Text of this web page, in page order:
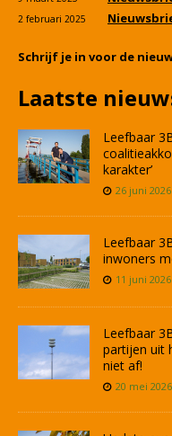
2 februari 2025
Schrijf je in voor de
Laatste
Leefbaar
karakter’
26 juni 2026
Leefbaar
inwoners
11 juni 2026
Leefbaar
partijen uit
niet af!
20 mei 2026